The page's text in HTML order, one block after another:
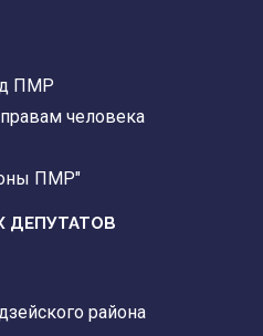
ПМР
человека
ПМР"
ДЕПУТАТОВ
района